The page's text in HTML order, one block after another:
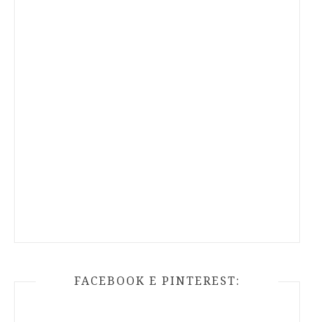
FACEBOOK E PINTEREST: